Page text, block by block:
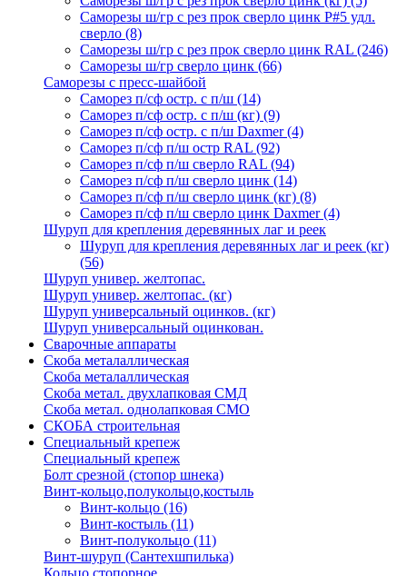
Саморезы ш/гр с рез прок сверло цинк P#5 удл.
сверло (8)
Саморезы ш/гр с рез прок сверло цинк RAL (246)
Саморезы ш/гр сверло цинк (66)
Саморезы с пресс-шайбой
Саморез п/сф остр. с п/ш (14)
Саморез п/сф остр. с п/ш (кг) (9)
Саморез п/сф остр. с п/ш Daxmer(4)
Саморез п/сф п/ш остр RAL (92)
Саморез п/сф п/ш сверло RAL (94)
Саморез п/сф п/ш сверло цинк (14)
Саморез п/сф п/ш сверло цинк (кг) (8)
Саморез п/сф п/ш сверло цинк Daxmer(4)
Шуруп для крепления деревянных лаг и реек
Шуруп для крепления деревянных лаг и реек (кг)
(56)
Шуруп универ. желтопас.
Шуруп универ. желтопас. (кг)
Шуруп универсальный оцинков. (кг)
Шуруп универсальный оцинкован.
Сварочные аппараты
Скоба металаллическая
Скоба металаллическая
Скоба метал. двухлапковая СМД
Скоба метал. однолапковая СМО
СКОБА строительная
Специальный крепеж
Специальный крепеж
Болт срезной (стопор шнека)
Винт-кольцо,полукольцо,костыль
Винт-кольцо (16)
Винт-костыль (11)
Винт-полукольцо (11)
Винт-шуруп (Сантехшпилька)
Кольцо стопорное